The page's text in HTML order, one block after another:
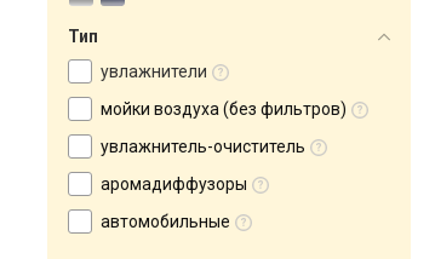
Тип
увлажнители
мойки воздуха (без фильтров)
увлажнитель-очиститель
аромадиффузоры
автомобильные